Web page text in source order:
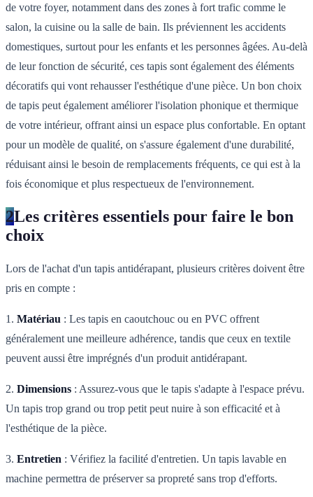
de votre foyer, notamment dans des zones à fort trafic comme le
salon, la cuisine ou la salle de bain. Ils préviennent les accidents
domestiques, surtout pour les enfants et les personnes âgées. Au-delà
de leur fonction de sécurité, ces tapis sont également des éléments
décoratifs qui vont rehausser l'esthétique d'une pièce. Un bon choix
de tapis peut également améliorer l'isolation phonique et thermique
de votre intérieur, offrant ainsi un espace plus confortable. En optant
pour un modèle de qualité, on s'assure également d'une durabilité,
réduisant ainsi le besoin de remplacements fréquents, ce qui est à la
fois économique et plus respectueux de l'environnement.
2Les critères essentiels pour faire le bon
choix
Lors de l'achat d'un tapis antidérapant, plusieurs critères doivent être
pris en compte :
1. Matériau : Les tapis en caoutchouc ou en PVC offrent
généralement une meilleure adhérence, tandis que ceux en textile
peuvent aussi être imprégnés d'un produit antidérapant.
2. Dimensions : Assurez-vous que le tapis s'adapte à l'espace prévu.
Un tapis trop grand ou trop petit peut nuire à son efficacité et à
l'esthétique de la pièce.
3. Entretien : Vérifiez la facilité d'entretien. Un tapis lavable en
machine permettra de préserver sa propreté sans trop d'efforts.